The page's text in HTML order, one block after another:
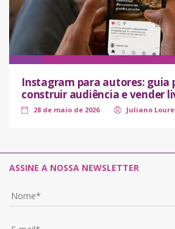
Instagram para autores: guia
construir audiência e vender
28 de maio de 2026 Juliano
ASSINE A NOSSA NEWSLETTER